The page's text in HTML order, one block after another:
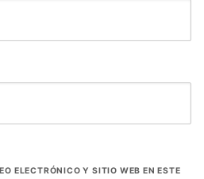
ELECTRÓNICO Y SITIO WEB EN ESTE